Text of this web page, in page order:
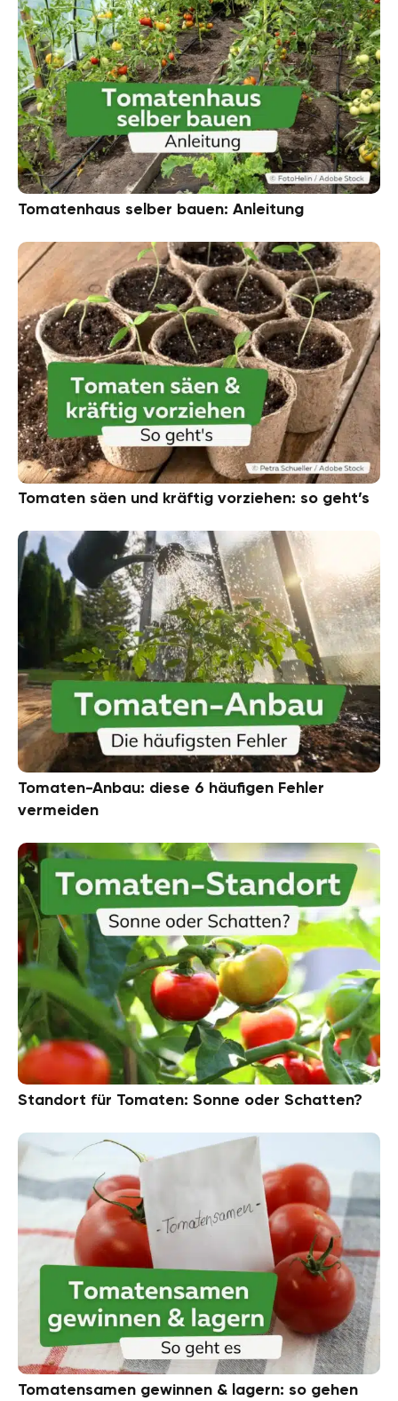
Tomatenhaus selber bauen: Anleitung
Tomaten säen und kräftig vorziehen: so geht’s
Tomaten-Anbau: diese 6 häufigen Fehler
vermeiden
Standort für Tomaten: Sonne oder Schatten?
Tomatensamen gewinnen & lagern: so gehen